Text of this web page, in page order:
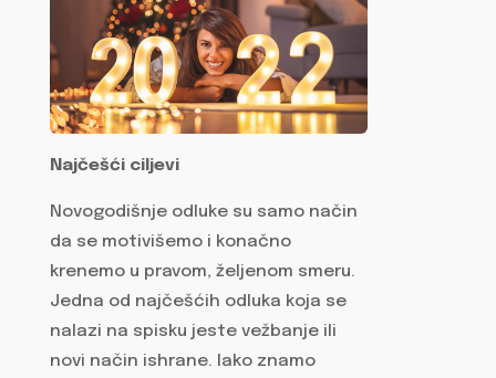
Najčešći ciljevi
Novogodišnje odluke su samo način
da se motivišemo i konačno
krenemo u pravom, željenom smeru.
Jedna od najčešćih odluka koja se
nalazi na spisku jeste vežbanje ili
novi način ishrane. Iako znamo